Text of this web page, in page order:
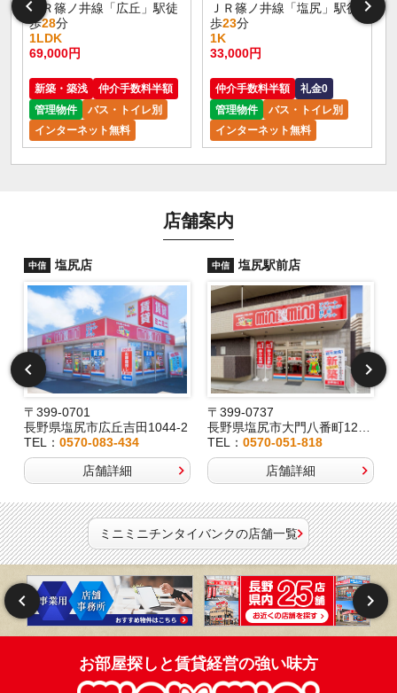
ＪＲ篠ノ井線「広丘」駅徒
歩28分
1LDK
69,000円
新築・築浅
仲介手数料半額
管理物件
バス・トイレ別
インターネット無料
ＪＲ篠ノ井線「塩尻」駅徒
歩23分
1K
33,000円
仲介手数料半額
礼金0
管理物件
バス・トイレ別
インターネット無料
店舗案内
中信 塩尻店
〒399-0701
長野県塩尻市広丘吉田1044-2
TEL： 0570-083-434
店舗詳細
中信 塩尻駅前店
〒399-0737
長野県塩尻市大門八番町12-29
TEL： 0570-051-818
店舗詳細
ミニミニチンタイバンクの店舗一覧
お部屋探しと賃貸経営の強い味方